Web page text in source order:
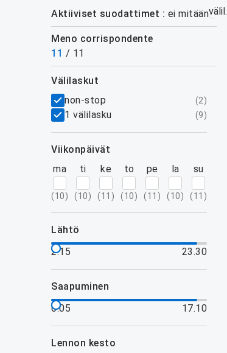
Aktiiviset suodattimet ei mitäänvälil.
Meno corrispondente
11 / 11
suodattimet
välilaskut
non-stop
(2)
1 välilasku (9)
viikonpäivät
ma
(10)
ti
(10)
ke
(11 )
to
(10)
pe
(11 )
la
(10)
su
(11 )
lähtö
2.15
23.30
saapuminen
6.05
17.10
lennon kesto